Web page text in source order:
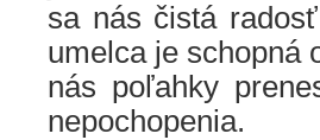
sa nás čistá
umelca je schopná
nás poľahky
nepochopenia.